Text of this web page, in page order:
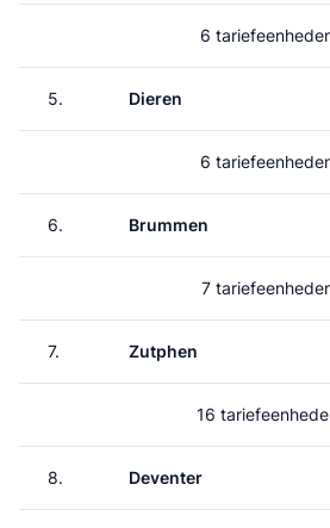
6
5. Dieren
6
6. Brummen
7
7. Zutphen
16
8. Deventer